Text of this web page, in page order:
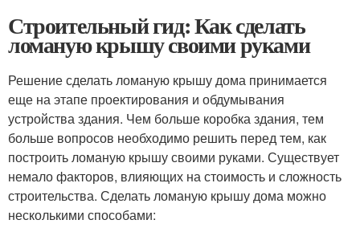
Строительный гид: Как сделать
ломаную крышу своими руками
Решение сделать ломаную крышу дома принимается
еще на этапе проектирования и обдумывания
устройства здания. Чем больше коробка здания, тем
больше вопросов необходимо решить перед тем, как
построить ломаную крышу своими руками. Существует
немало факторов, влияющих на стоимость и сложность
строительства. Сделать ломаную крышу дома можно
несколькими способами: